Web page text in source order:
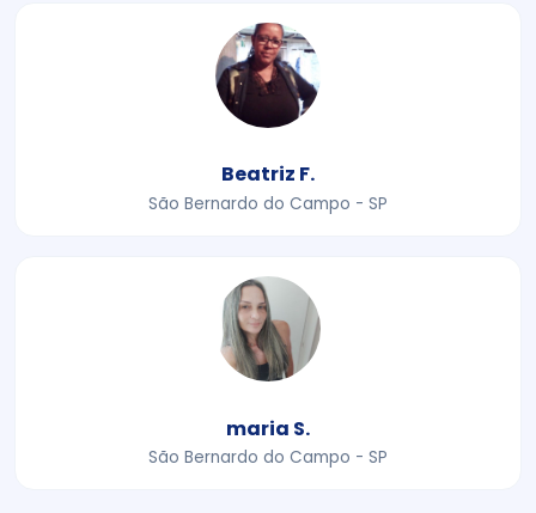
Beatriz F.
São Bernardo do Campo - SP
maria S.
São Bernardo do Campo - SP